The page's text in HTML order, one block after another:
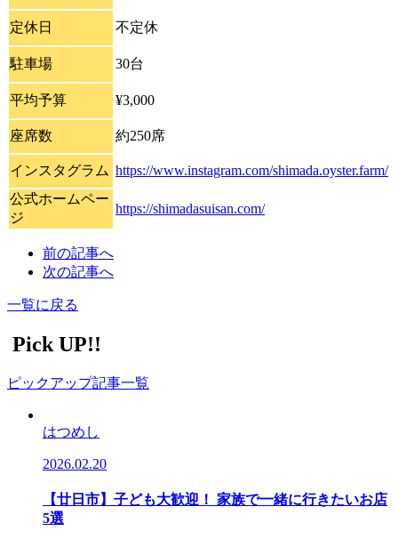
定休日 不定休
駐車場 30台
平均予算 ¥3,000
座席数 約250席
インスタグラム https://www.instagram.com/shimada.oyster.farm/
公式ホームペー
ジ
https://shimadasuisan.com/
前の記事へ
次の記事へ
一覧に戻る
Pick UP!!
ピックアップ記事一覧
はつめし
2026.02.20
【廿日市】子ども大歓迎！ 家族で一緒に行きたいお店
5選